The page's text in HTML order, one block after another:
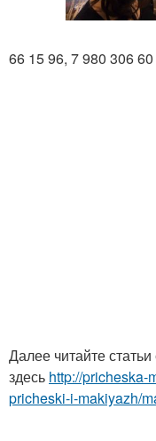
66 15 96, 7 980 306
Далее читайте
здесь http://pricheska-
pricheski-i-makiyazh/